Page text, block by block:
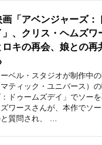
画「アベンジャーズ：
」、クリス・ヘムズワ
ロキの再会、娘との再
ベル・スタジオが制作中
ティック・ユニバース）
：ドゥームズデイ」でソー
ズワースさんが、本作でソ
質問され、 …